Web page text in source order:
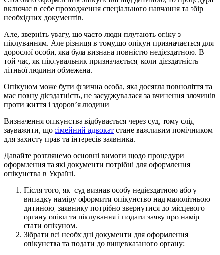
включає в себе проходження спеціального навчання та збір
необхідних документів.
Але, зверніть увагу, що часто люди плутають опіку з
піклуванням. Але різниця в тому,що опікун призначається для
дорослої особи, яка була визнана повністю недієздатною. В
той час, як піклувальник призначається, коли дієздатність
літньої людини обмежена.
Опікуном може бути фізична особа, яка досягла повноліття та
має повну дієздатність, не засуджувалася за вчинення злочинів
проти життя і здоров’я людини.
Визначення опікунства відбувається через суд, тому слід
зауважити, що сімейний адвокат стане важливим помічником
для захисту прав та інтересів заявника.
Давайте розглянемо основні вимоги щодо процедури
оформлення та які документи потрібні для оформлення
опікунства в Україні.
Після того, як суд визнав особу недієздатною або у
випадку наміру оформити опікунство над малолітньою
дитиною, заявнику потрібно звернутися до місцевого
органу опіки та піклування і подати заяву про намір
стати опікуном.
Зібрати всі необхідні документи для оформлення
опікунства та подати до вищевказаного органу: